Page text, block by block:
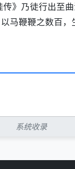
传》乃徒行出至
马鞭鞭之数百，
系统收录